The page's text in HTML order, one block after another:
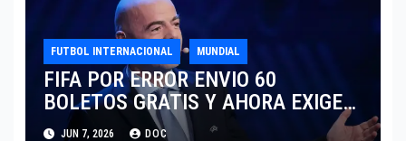
FUTBOL INTERNACIONAL MUNDIAL
FIFA POR ERROR ENVIO 60
BOLETOS GRATIS Y AHORA EXIGE
COBRO.
JUN 7, 2026 DOC